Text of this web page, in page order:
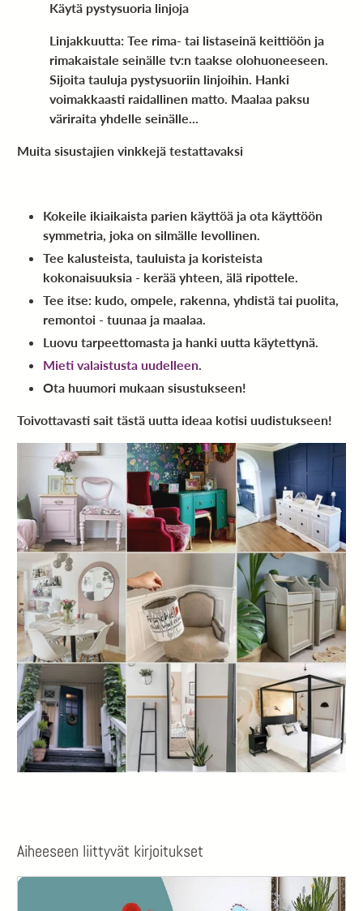
Käytä pystysuoria linjoja
Linjakkuutta: Tee rima- tai listaseinä keittiöön ja
rimakaistale seinälle tv:n taakse olohuoneeseen.
Sijoita tauluja pystysuoriin linjoihin. Hanki
voimakkaasti raidallinen matto. Maalaa paksu
väriraita yhdelle seinälle...
Muita sisustajien vinkkejä testattavaksi
Kokeile ikiaikaista parien käyttöä ja ota käyttöön
symmetria, joka on silmälle levollinen.
Tee kalusteista, tauluista ja koristeista
kokonaisuuksia - kerää yhteen, älä ripottele.
Tee itse: kudo, ompele, rakenna, yhdistä tai puolita,
remontoi - tuunaa ja maalaa.
Luovu tarpeettomasta ja hanki uutta käytettynä.
Mieti valaistusta uudelleen.
Ota huumori mukaan sisustukseen!
Toivottavasti sait tästä uutta ideaa kotisi uudistukseen!
Aiheeseen liittyvät kirjoitukset